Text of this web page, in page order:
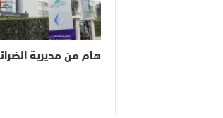
هام من مديرية